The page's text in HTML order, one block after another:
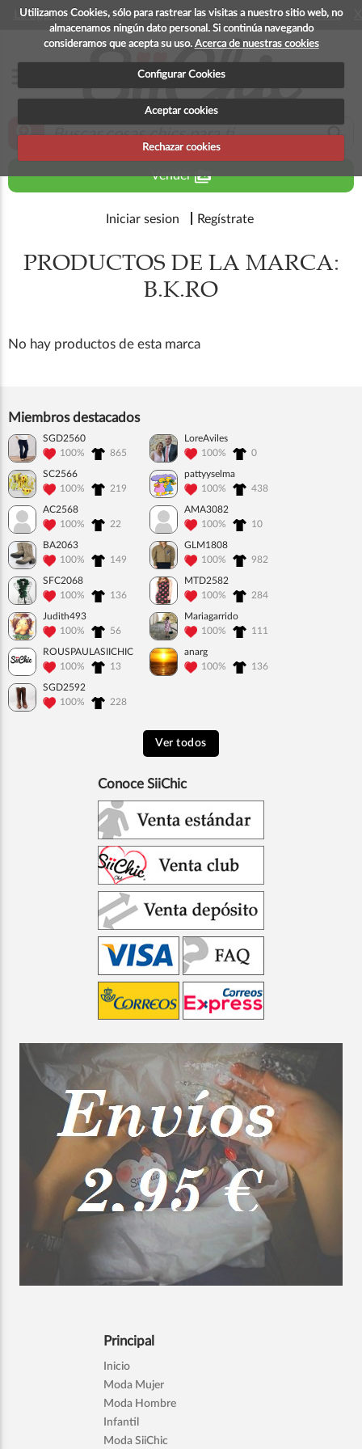
Utilizamos Cookies, sólo para rastrear las visitas a nuestro sitio web, no
almacenamos ningún dato personal. Si continúa navegando
consideramos que acepta su uso. Acerca de nuestras cookies
Configurar Cookies
Aceptar cookies
Rechazar cookies
La app para android esta en fase beta, disponible en breve
zoom_in search
Venderperm_media
Iniciar sesion Regístrate
PRODUCTOS DE LA MARCA:
B.K.RO
No hay productos de esta marca
Miembros destacados
SGD2560
100%
865
LoreAviles
100%
0
SC2566
100%
219
pattyyselma
100%
438
AC2568
100%
22
AMA3082
100%
10
BA2063
100%
149
GLM1808
100%
982
SFC2068
100%
136
MTD2582
100%
284
Judith493
100%
56
Mariagarrido
100%
111
ROUSPAULASIICHIC
100%
13
anarg
100%
136
SGD2592
100%
228
Ver todos
Conoce SiiChic
Principal
Inicio
Moda Mujer
Moda Hombre
Infantil
Moda SiiChic